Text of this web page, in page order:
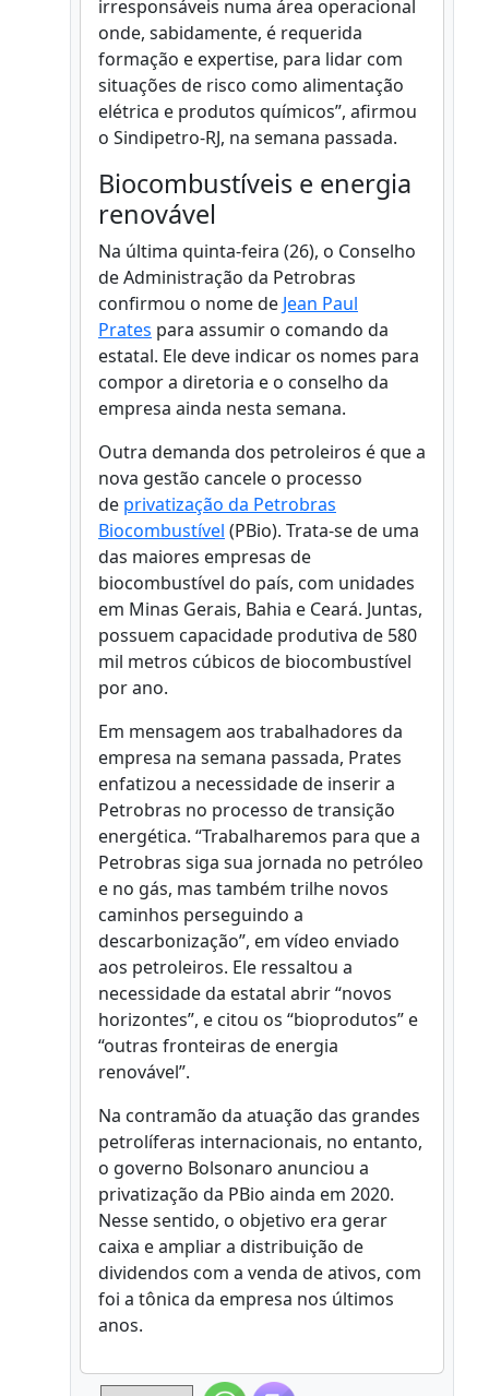
irresponsáveis numa área operacional
onde, sabidamente, é requerida
formação e expertise, para lidar com
situações de risco como alimentação
elétrica e produtos químicos”, afirmou
o Sindipetro-RJ, na semana passada.
Biocombustíveis e energia
renovável
Na última quinta-feira (26), o Conselho
de Administração da Petrobras
confirmou o nome de Jean Paul
Prates para assumir o comando da
estatal. Ele deve indicar os nomes para
compor a diretoria e o conselho da
empresa ainda nesta semana.
Outra demanda dos petroleiros é que a
nova gestão cancele o processo
de privatização da Petrobras
Biocombustível (PBio). Trata-se de uma
das maiores empresas de
biocombustível do país, com unidades
em Minas Gerais, Bahia e Ceará. Juntas,
possuem capacidade produtiva de 580
mil metros cúbicos de biocombustível
por ano.
Em mensagem aos trabalhadores da
empresa na semana passada, Prates
enfatizou a necessidade de inserir a
Petrobras no processo de transição
energética. “Trabalharemos para que a
Petrobras siga sua jornada no petróleo
e no gás, mas também trilhe novos
caminhos perseguindo a
descarbonização”, em vídeo enviado
aos petroleiros. Ele ressaltou a
necessidade da estatal abrir “novos
horizontes”, e citou os “bioprodutos” e
“outras fronteiras de energia
renovável”.
Na contramão da atuação das grandes
petrolíferas internacionais, no entanto,
o governo Bolsonaro anunciou a
privatização da PBio ainda em 2020.
Nesse sentido, o objetivo era gerar
caixa e ampliar a distribuição de
dividendos com a venda de ativos, com
foi a tônica da empresa nos últimos
anos.